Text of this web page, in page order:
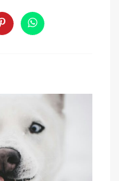
CONTENT
Opens
in
Opens
in